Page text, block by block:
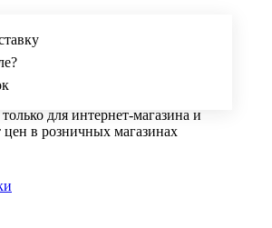
для интернет-магазина и
цен в розничных магазинах